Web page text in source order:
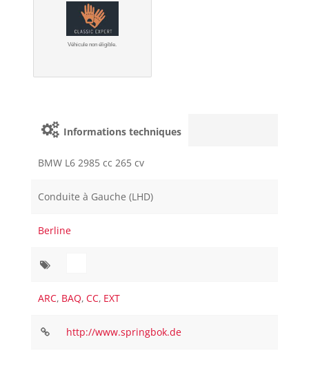
Véhicule non éligible.
Informations techniques
BMW L6 2985 cc 265 cv
Conduite à Gauche (LHD)
Berline
ARC, BAQ, CC, EXT
http://www.springbok.de